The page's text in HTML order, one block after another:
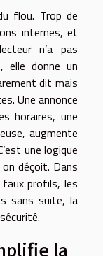
flou. Trop de
internes, et
n’a pas
elle donne un
dit mais
Une annonce
horaires, une
augmente
une logique
déçoit. Dans
faux profils, les
sans suite, la
la